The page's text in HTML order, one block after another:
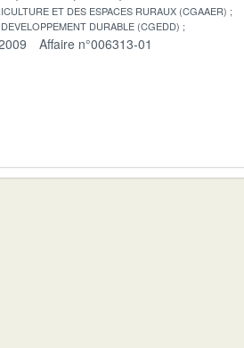
ET DES ESPACES RURAUX (CGAAER)
DURABLE (CGEDD)
Affaire n°006313-01